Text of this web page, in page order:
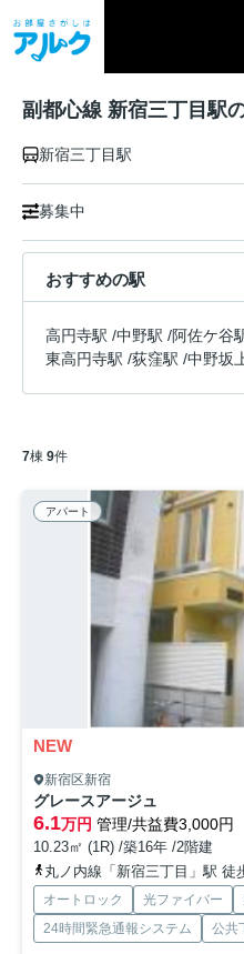
副都心線 新宿三丁目駅
新宿三丁目駅
募集中
おすすめの駅
高円寺駅 /中野駅 /阿佐ケ谷
東高円寺駅 /荻窪駅 /中野坂
7棟 9件
アパート
NEW
新宿区新宿
グレースアージュ
6.1万円 管理/共益費3,000円
10.23㎡ (1R) /築16年 /2階建
丸ノ内線「新宿三丁目」駅 徒
オートロック 光ファイバー
24時間緊急通報システム
公共